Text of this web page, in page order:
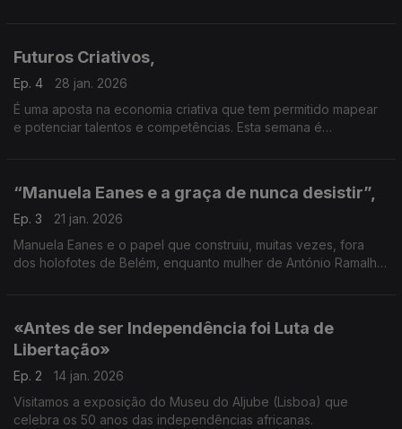
Futuros Criativos,
Ep. 4
28 jan. 2026
É uma aposta na economia criativa que tem permitido mapear
e potenciar talentos e competências. Esta semana é
“Manuela Eanes e a graça de nunca desistir”,
Ep. 3
21 jan. 2026
Manuela Eanes e o papel que construiu, muitas vezes, fora
dos holofotes de Belém, enquanto mulher de António Ramalho
«Antes de ser Independência foi Luta de
Libertação»
Ep. 2
14 jan. 2026
Visitamos a exposição do Museu do Aljube (Lisboa) que
celebra os 50 anos das independências africanas.